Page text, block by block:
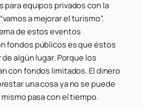
para equipos privados con la
a mejorar el turismo”.
de estos eventos
fondos públicos es que éstos
algún lugar. Porque los
con fondos limitados. El dinero
una cosa ya no se puede
pasa con el tiempo.